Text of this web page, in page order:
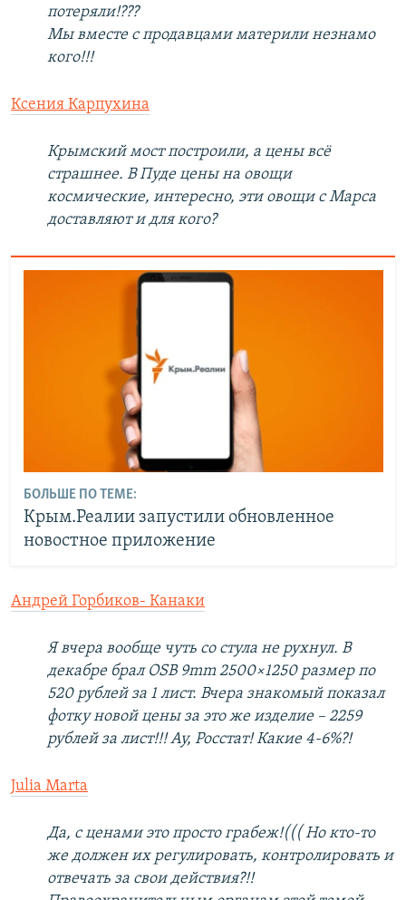
потеряли!???
Мы вместе с продавцами материли незнамо
кого!!!
Ксения Карпухина
Крымский мост построили, а цены всё
страшнее. В Пуде цены на овощи
космические, интересно, эти овощи с Марса
доставляют и для кого?
БОЛЬШЕ ПО ТЕМЕ:
Крым.Реалии запустили обновленное
новостное приложение
Андрей Горбиков- Канаки
Я вчера вообще чуть со стула не рухнул. В
декабре брал OSB 9mm 2500×1250 размер по
520 рублей за 1 лист. Вчера знакомый показал
фотку новой цены за это же изделие – 2259
рублей за лист!!! Ау, Росстат! Какие 4-6%?!
Julia Marta
Да, с ценами это просто грабеж!((( Но кто-то
же должен их регулировать, контролировать и
отвечать за свои действия?!!